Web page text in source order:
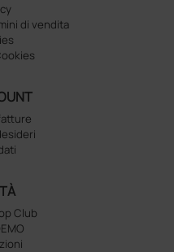
di vendita
Club